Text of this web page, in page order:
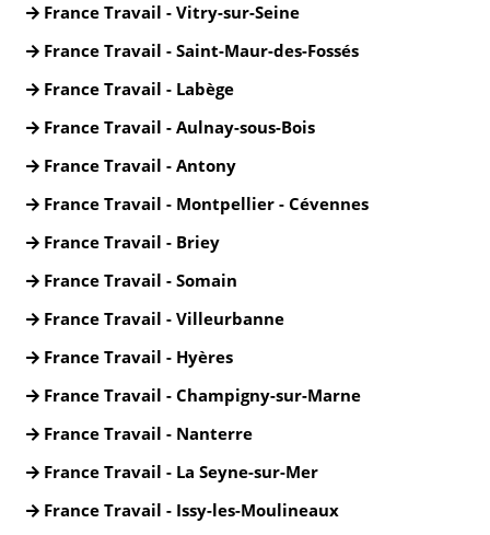
France Travail - Vitry-sur-Seine
France Travail - Saint-Maur-des-Fossés
France Travail - Labège
France Travail - Aulnay-sous-Bois
France Travail - Antony
France Travail - Montpellier - Cévennes
France Travail - Briey
France Travail - Somain
France Travail - Villeurbanne
France Travail - Hyères
France Travail - Champigny-sur-Marne
France Travail - Nanterre
France Travail - La Seyne-sur-Mer
France Travail - Issy-les-Moulineaux